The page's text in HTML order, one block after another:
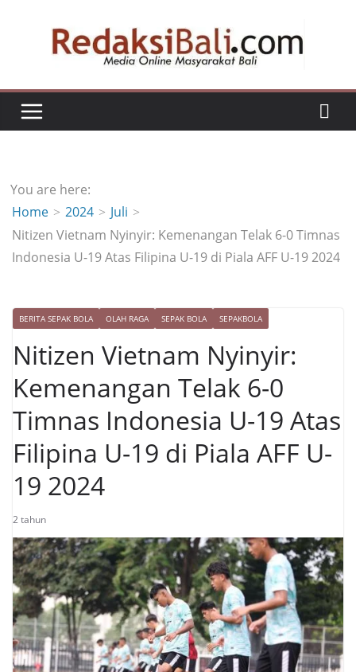
You are here:
Home
2024
Juli
Nitizen Vietnam Nyinyir: Kemenangan Telak 6-0 Timnas
Indonesia U-19 Atas Filipina U-19 di Piala AFF U-19 2024
BERITA SEPAK BOLA OLAH RAGA SEPAK BOLA SEPAKBOLA
Nitizen Vietnam Nyinyir:
Kemenangan Telak 6-0
Timnas Indonesia U-19 Atas
Filipina U-19 di Piala AFF U-
19 2024
2 tahun